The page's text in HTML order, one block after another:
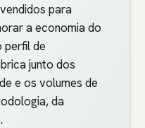
para
a economia do
perfil de
junto dos
e os volumes de
da